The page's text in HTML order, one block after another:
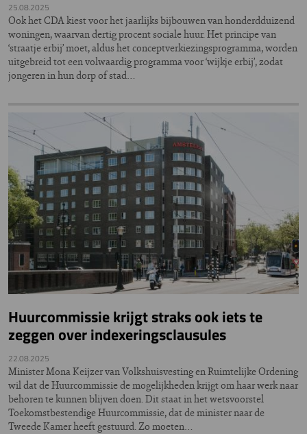
25.08.2025
Ook het CDA kiest voor het jaarlijks bijbouwen van honderdduizend
woningen, waarvan dertig procent sociale huur. Het principe van
‘straatje erbij’ moet, aldus het conceptverkiezingsprogramma, worden
uitgebreid tot een volwaardig programma voor ‘wijkje erbij’, zodat
jongeren in hun dorp of stad…
Huurcommissie krijgt straks ook iets te
zeggen over indexeringsclausules
22.08.2025
Minister Mona Keijzer van Volkshuisvesting en Ruimtelijke Ordening
wil dat de Huurcommissie de mogelijkheden krijgt om haar werk naar
behoren te kunnen blijven doen. Dit staat in het wetsvoorstel
Toekomstbestendige Huurcommissie, dat de minister naar de
Tweede Kamer heeft gestuurd. Zo moeten…